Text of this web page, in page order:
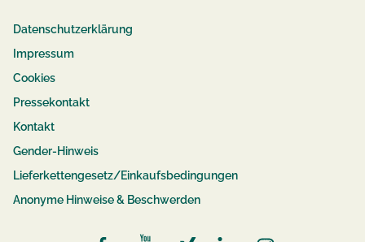
Datenschutzerklärung
Impressum
Cookies
Pressekontakt
Kontakt
Gender-Hinweis
Lieferkettengesetz/Einkaufsbedingungen
Anonyme Hinweise & Beschwerden